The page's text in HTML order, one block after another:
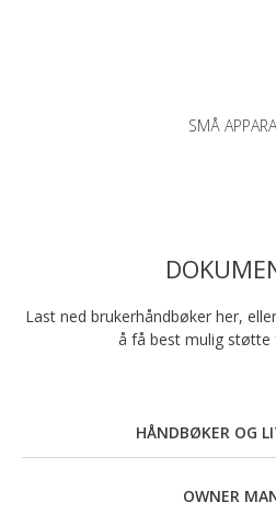
SMÅ
Last ned brukerhåndbøker her,
å få best mulig støtte
HÅNDBØKER OG
OWNER